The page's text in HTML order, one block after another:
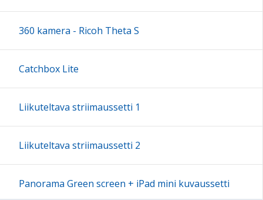
18:00
22:00
23:00
360 kamera - Ricoh Theta S
Catchbox Lite
Liikuteltava striimaussetti 1
Liikuteltava striimaussetti 2
Panorama Green screen + iPad mini kuvaussetti